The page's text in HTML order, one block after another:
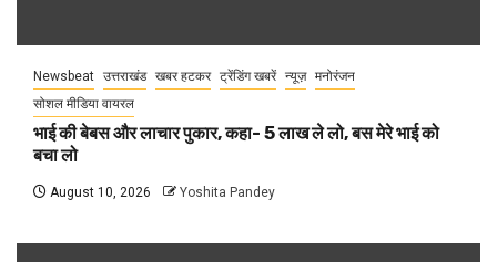
Newsbeat उत्तराखंड खबर हटकर ट्रेंडिंग खबरें न्यूज़ मनोरंजन
सोशल मीडिया वायरल
भाई की बेबस और लाचार पुकार, कहा- 5 लाख ले लो, बस मेरे भाई को
बचा लो
August 10, 2026 Yoshita Pandey